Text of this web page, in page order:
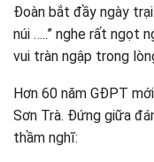
Đoàn bắt đầy ngày
núi …..” nghe rất ngọt
vui tràn ngập trong
Hơn 60 năm GĐPT
Sơn Trà. Đứng giữa
thầm nghĩ: